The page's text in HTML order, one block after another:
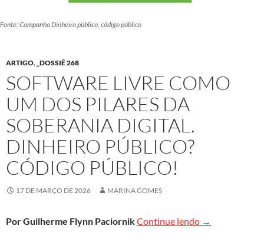
Fonte: Campanha Dinheiro público, código público
ARTIGO, _DOSSIÊ 268
SOFTWARE LIVRE COMO
UM DOS PILARES DA
SOBERANIA DIGITAL.
DINHEIRO PÚBLICO?
CÓDIGO PÚBLICO!
17 DE MARÇO DE 2026 MARINA GOMES
Por Guilherme Flynn PaciornikContinue lendo Software livre
→